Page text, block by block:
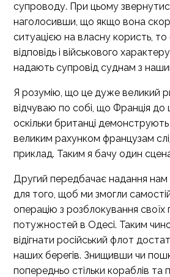
супроводу. При цьому
наголосивши, що якщо вона
ситуацією на власну користь,
відповідь і військового
надають супровід суднам з
Я розумію, що це дуже великий
відчуваю по собі, що Франція до
оскільки британці демонструють
великим рахунком французам
приклад. Таким я бачу один
Другий передбачає надання нам
для того, щоб ми змогли
операцію з розблокування своїх
потужностей в Одесі. Таким
відігнати російський флот
наших берегів. Знищивши чи
попередньо стільки кораблів та